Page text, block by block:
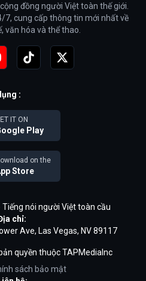
đồng người Việt toàn thế giới.
cung cấp thông tin mới nhất về
văn hóa và thể thao.
:
IT ON
Play
on the
Store
Tiếng nói người Việt toàn cầu
chỉ:
Ave, Las Vegas, NV 89117
quyền thuộc TAPMediaInc
sách bảo mật